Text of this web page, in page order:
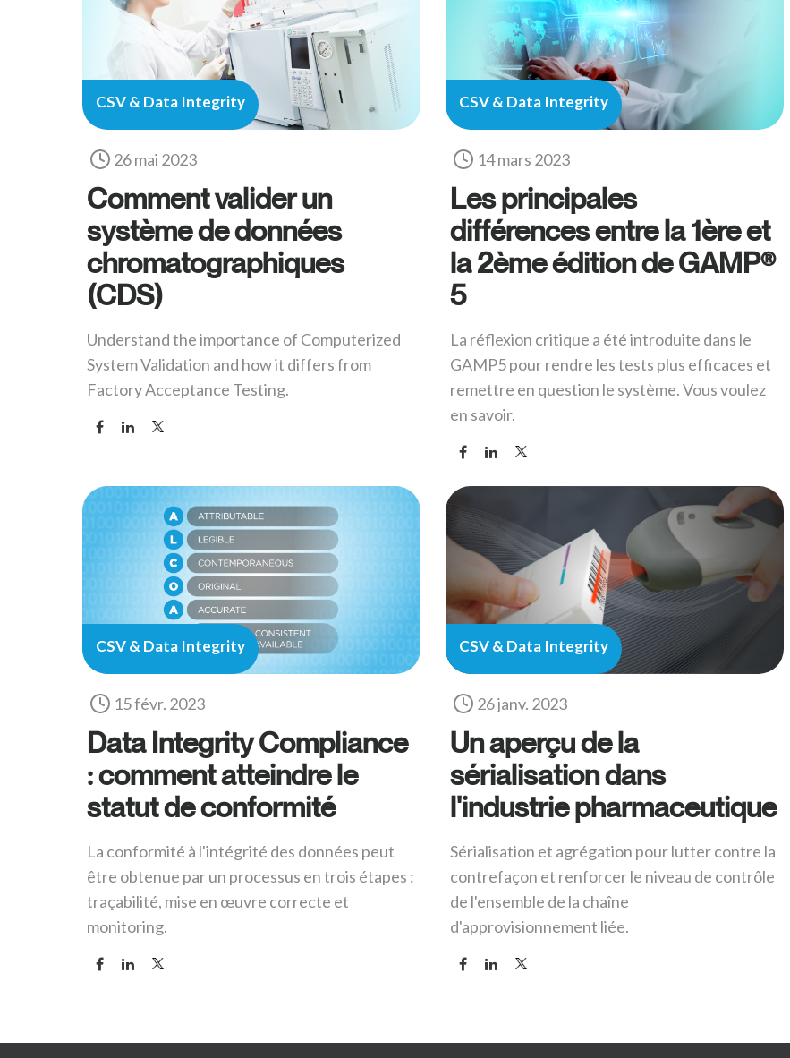
CSV & Data Integrity
26 mai 2023
Comment valider un
système de données
chromatographiques
(CDS)
Understand the importance of Computerized
System Validation and how it differs from
Factory Acceptance Testing.
CSV & Data Integrity
14 mars 2023
Les principales
différences entre la 1ère et
la 2ème édition de GAMP®
5
La réflexion critique a été introduite dans le
GAMP5 pour rendre les tests plus efficaces et
remettre en question le système. Vous voulez
en savoir.
CSV & Data Integrity
15 févr. 2023
Data Integrity Compliance
: comment atteindre le
statut de conformité
La conformité à l'intégrité des données peut
être obtenue par un processus en trois étapes :
traçabilité, mise en œuvre correcte et
monitoring.
CSV & Data Integrity
26 janv. 2023
Un aperçu de la
sérialisation dans
l'industrie pharmaceutique
Sérialisation et agrégation pour lutter contre la
contrefaçon et renforcer le niveau de contrôle
de l'ensemble de la chaîne
d'approvisionnement liée.